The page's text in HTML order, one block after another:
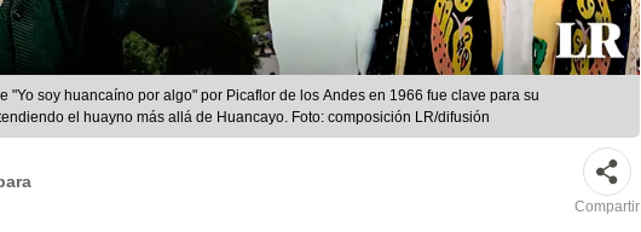
"Yo soy huancaíno por algo" por Picaflor de los Andes en 1966 fue clave para su
el huayno más allá de Huancayo. Foto: composición LR/difusión
Compartir